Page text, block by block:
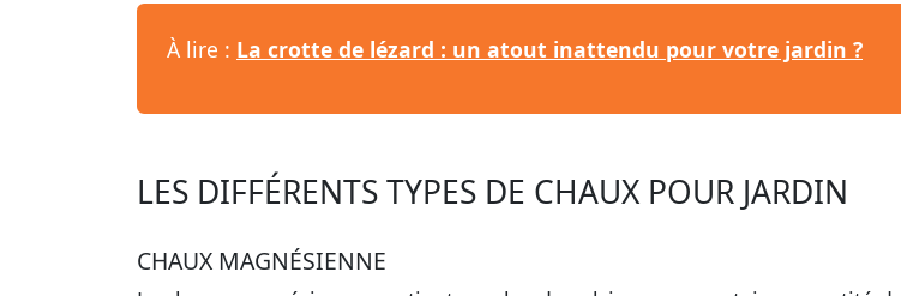
À lire : La crotte de lézard : un atout inattendu pour votre jardin ?
LES DIFFÉRENTS TYPES DE CHAUX POUR JARDIN
CHAUX MAGNÉSIENNE